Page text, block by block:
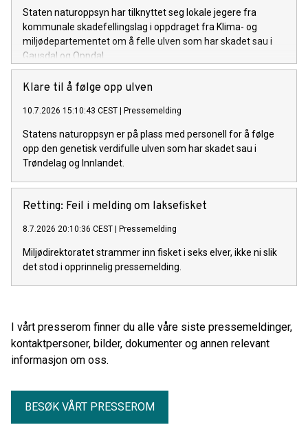
Staten naturoppsyn har tilknyttet seg lokale jegere fra
kommunale skadefellingslag i oppdraget fra Klima- og
miljødepartementet om å felle ulven som har skadet sau i
Gausdal og Oppdal.
Klare til å følge opp ulven
10.7.2026 15:10:43 CEST Pressemelding
Statens naturoppsyn er på plass med personell for å følge
opp den genetisk verdifulle ulven som har skadet sau i
Trøndelag og Innlandet.
Retting: Feil i melding om laksefisket
8.7.2026 20:10:36 CEST Pressemelding
Miljødirektoratet strammer inn fisket i seks elver, ikke ni slik
det stod i opprinnelig pressemelding.
I vårt presserom finner du alle våre siste pressemeldinger,
kontaktpersoner, bilder, dokumenter og annen relevant
informasjon om oss.
BESØK VÅRT PRESSEROM